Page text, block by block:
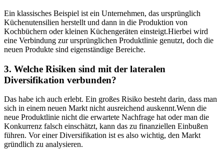
Ein klassisches ⁢Beispiel ist ​ein Unternehmen, das ursprünglich
Küchenutensilien herstellt und dann ​in die Produktion von
⁢Kochbüchern oder kleinen Küchengeräten⁣ einsteigt.Hierbei wird
eine Verbindung ⁢zur ursprünglichen Produktlinie genutzt, doch die
neuen Produkte sind eigenständige ‌Bereiche.
3. Welche Risiken⁤ sind mit der lateralen
Diversifikation verbunden?
Das‌ habe ich ‍auch erlebt. Ein großes Risiko besteht darin, dass man
sich in​ einem neuen Markt nicht⁤ ausreichend⁢ auskennt.Wenn die
⁣neue⁣ Produktlinie nicht die erwartete Nachfrage⁣ hat⁤ oder‌ man die
Konkurrenz‍ falsch⁢ einschätzt, kann das⁢ zu ‌finanziellen Einbußen
führen. Vor einer ⁤Diversifikation ist‍ es also ⁣wichtig, den Markt ​
gründlich ⁣zu analysieren.